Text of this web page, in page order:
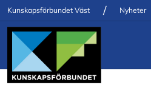
Kunskapsförbundet Väst / Nyheter